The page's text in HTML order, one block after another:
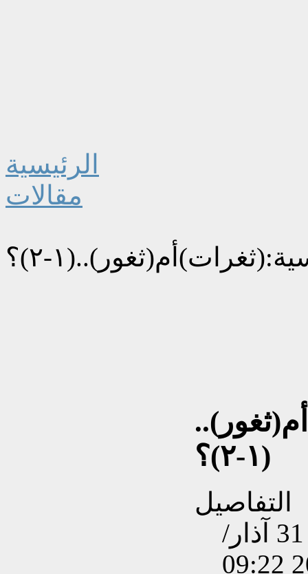
الرئيسية
مقالات
٢)؟
(١-٢)؟
التفاصيل
تم إنشاءه بتاريخ الأحد, 31 آذار/